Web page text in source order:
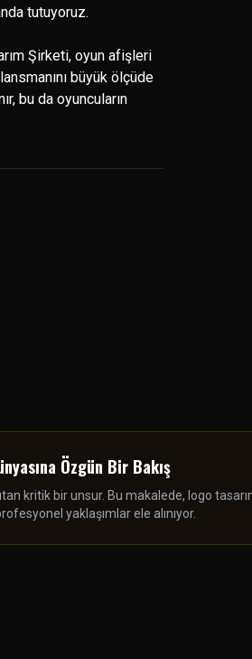
tutuyoruz.
Şirketi, oyun afişleri
büyük ölçüde
bu da oyuncuların
Özgün Bir Bakış
kritik bir unsur. Bu makalede, logo
yaklaşımlar ele alınıyor.